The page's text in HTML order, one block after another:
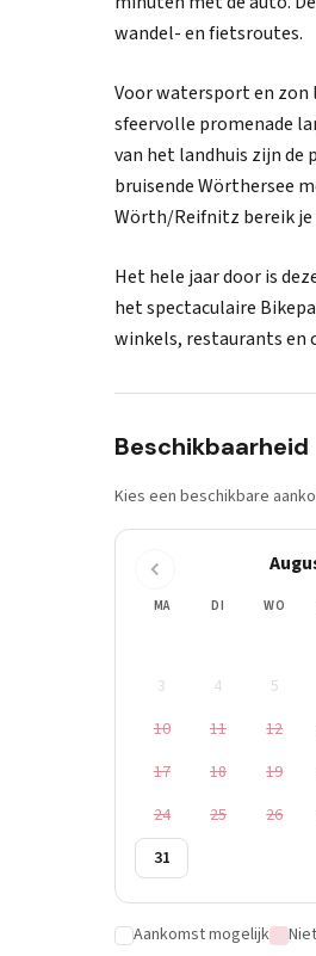
wandel- en fietsroutes.
Voor watersport en zon
sfeervolle promenade
van het landhuis zijn de
bruisende Wörthersee
Wörth/Reifnitz bereik je
Het hele jaar door is
het spectaculaire
winkels, restaurants en
Beschikbaarheid
Kies een beschikbare
MA DI WO
3
4 5
10
11 12
17
18 19
24
25 26
31
Aankomst mogelijk